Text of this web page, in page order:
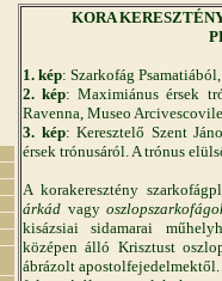
KORA
1. kép: Szarkofág
2. kép: Maximiánus érsek
Ravenna, Museo Arcivescovile
3. kép: Keresztelő Szent
érsek trónusáról. A trónus
A korakeresztény
árkád vagy
kisázsiai sidamarai
középen álló Krisztust
ábrázolt